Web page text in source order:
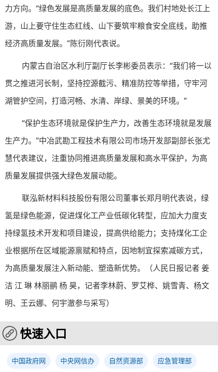
力方向。“绿色发展是高质量发展的底色。我们村地处长江上
游，山上要守住生态红线、山下要筑牢粮食安全底线，助推
经济高质量发展。”陈衍刚代表说。
内蒙古自治区水利厅副厅长李彬委员表示：“我们将一以
贯之推进河长制，坚持控源截污、精准防控等举措，守牢河
湖管护空间，打造河畅、水清、岸绿、景美的环境。”
“保护生态环境就是保护生产力，改善生态环境就是发展
生产力。”中冶武勘工程技术有限公司市场开发部副部长张尤
慧代表建议，注重协同推进高质量发展和高水平保护，为高
质量发展提供强大绿色发展动能。
联泓新材料科技股份有限公司董事长郑月明代表说，绿
氢是绿色能源，促进煤化工产业低碳化转型，应加大力度支
持绿氢技术开发和项目建设，提高供给能力；支持煤化工企
业根据所在区域能源禀赋和特点，因地制宜探索减碳方式，
为高质量发展注入新动能、塑造新优势。（人民日报记者 姜
洁 江 琳 林丽鹂 杨 昊，记者李林蔚、罗艾桦、姚雪青、杨文
明、王云娜、何宇澈参与采写）
快速入口
中国政府网 中央网信办 自然资源部 应急管理部